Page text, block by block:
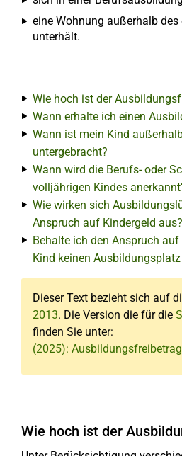
eine Wohnung außerhalb
unterhält.
Wie hoch ist der
Wann erhalte ich einen
Wann ist mein Kind
untergebracht?
Wann wird die Berufs- oder
volljährigen Kindes
Wie wirken sich
Anspruch auf Kindergeld aus?
Behalte ich den Anspruch
Kind keinen
Dieser Text bezieht sich auf
2013. Die Version die für die
finden Sie unter:
(2025): Ausbildungsfreibetrag
Wie hoch ist der